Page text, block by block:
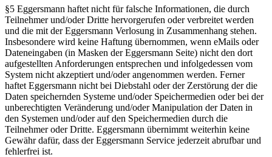
§5 Eggersmann haftet nicht für falsche Informationen, die durch
Teilnehmer und/oder Dritte hervorgerufen oder verbreitet werden
und die mit der Eggersmann Verlosung in Zusammenhang stehen.
Insbesondere wird keine Haftung übernommen, wenn eMails oder
Dateneingaben (in Masken der Eggersmann Seite) nicht den dort
aufgestellten Anforderungen entsprechen und infolgedessen vom
System nicht akzeptiert und/oder angenommen werden. Ferner
haftet Eggersmann nicht bei Diebstahl oder der Zerstörung der die
Daten speichernden Systeme und/oder Speichermedien oder bei der
unberechtigten Veränderung und/oder Manipulation der Daten in
den Systemen und/oder auf den Speichermedien durch die
Teilnehmer oder Dritte. Eggersmann übernimmt weiterhin keine
Gewähr dafür, dass der Eggersmann Service jederzeit abrufbar und
fehlerfrei ist.